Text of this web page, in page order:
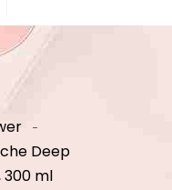
Deep
300 ml